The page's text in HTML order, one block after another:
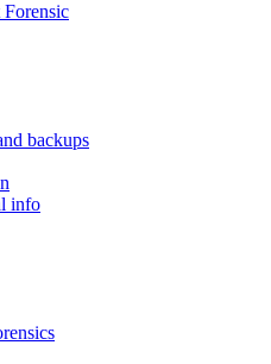
backups
info